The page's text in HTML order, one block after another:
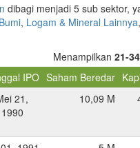
dibagi menjadi 5 sub sektor,
, Logam & Mineral Lainnya,
Menampilkan 21-34
IPO Saham Beredar
21,
1990
10,09 M